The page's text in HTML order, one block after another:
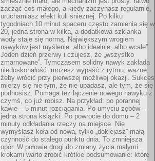
zacząć coś małego, a kiedy zaczynasz regularnie,
uruchamiasz efekt kuli śnieżnej. Po kilku
tygodniach 10 minut spaceru często zamienia się w
20, jedna strona w kilka, a dodatkowa szklanka
wody staje się normą. Największym wrogiem
nawyków jest myślenie „albo idealnie, albo wcale”.
Jeden dzień przerwy i czujesz, że „wszystko
zmarnowane”. Tymczasem solidny nawyk zakłada
niedoskonałość: możesz wypaść z rytmu, ważne,
żeby wrócić przy pierwszej możliwej okazji. Sukces
mierzy się nie tym, że nie upadasz, ale tym, że się
podnosisz. Pomaga też łączenie nowego nawyku z
czymś, co już robisz. Na przykład: po porannej
kawie – 5 minut rozciągania. Po umyciu zębów –
jedna strona książki. Po powrocie do domu – 2
minuty odkładania rzeczy na miejsce. Nie
wymyślasz koła od nowa, tylko „doklejasz” małą
czynność do stałego punktu dnia. To zmniejsza
opór. W połowie drogi do zmiany życia małymi
krokami warto zrobić krótkie podsumowanie: które